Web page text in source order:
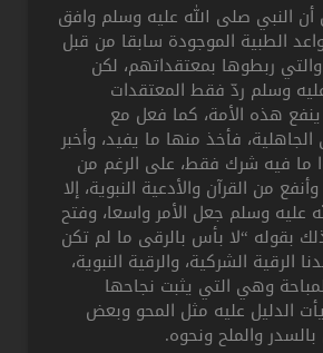
صلى الله عليه وسلم وافق
الموجودة سابقا من قبل
ربطوها بمعتقداتهم، لكن
ردّ فقط المعتقدات
هذه الأمة، كما فعل مع
فأخذ منها ما يفيد، وأخبر
فيه شرك فقط، على الرغم من
القرآن والأدعية النبوية، إلا
وسلم جعل الأمر واسعا، وفتح
“لا بأس بالرقى ما لم تكن
الشركية، والرقية النبوية،
وهي التي يثبت نجاحها
عليه مثل المحو وبعض
والملح ونحوه.